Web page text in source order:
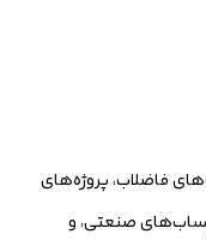
فاضلاب، پروژه‌های
صنعتی، و